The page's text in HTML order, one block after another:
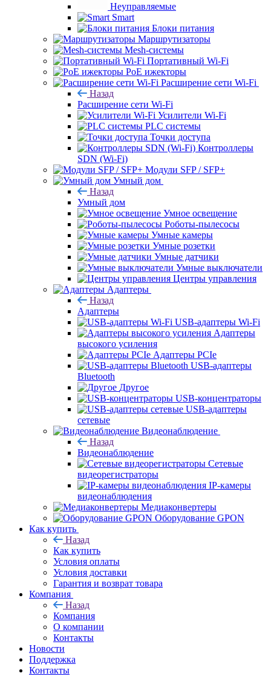
Неуправляемые
Smart
Блоки питания
Маршрутизаторы
Mesh-системы
Портативный Wi-Fi
PoE ижекторы
Расширение сети Wi‑Fi
Назад
Расширение сети Wi‑Fi
Усилители Wi-Fi
PLC системы
Точки доступа
Контроллеры
SDN (Wi-Fi)
Модули SFP / SFP+
Умный дом
Назад
Умный дом
Умное освещение
Роботы-пылесосы
Умные камеры
Умные розетки
Умные датчики
Умные выключатели
Центры управления
Адаптеры
Назад
Адаптеры
USB-адаптеры Wi-Fi
Адаптеры
высокого усиления
Адаптеры PCIe
USB-адаптеры
Bluetooth
Другое
USB-концентраторы
USB-адаптеры
сетевые
Видеонаблюдение
Назад
Видеонаблюдение
Сетевые
видеорегистраторы
IP-камеры
видеонаблюдения
Медиаконвертеры
Оборудование GPON
Как купить
Назад
Как купить
Условия оплаты
Условия доставки
Гарантия и возврат товара
Компания
Назад
Компания
О компании
Контакты
Новости
Поддержка
Контакты